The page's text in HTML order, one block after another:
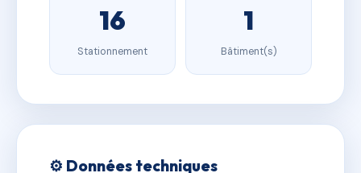
16
Stationnement
1
Bâtiment(s)
⚙️ Données techniques